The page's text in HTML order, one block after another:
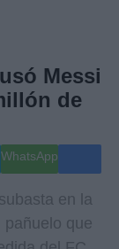
Messi
de
WhatsApp
en la
que